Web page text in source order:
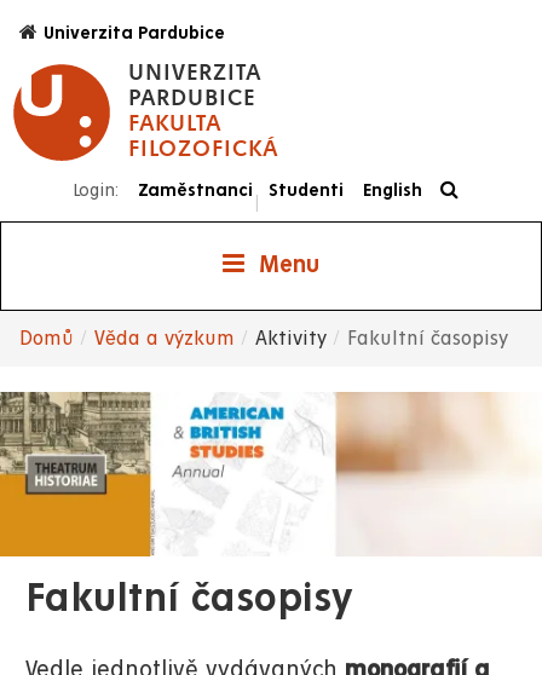
hlavnímu
obsahu
UNIVERZITA
PARDUBICE
FAKULTA
FILOZOFICKÁ
Univerzita Pardubice
Login: Zaměstnanci
|
Studenti English
Menu
navigace
Domů Věda a výzkum Aktivity Fakultní časopisy
Fakultní časopisy